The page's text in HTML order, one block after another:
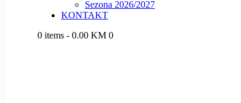
Sezona 2026/2027
KONTAKT
0 items - 0.00 KM 0